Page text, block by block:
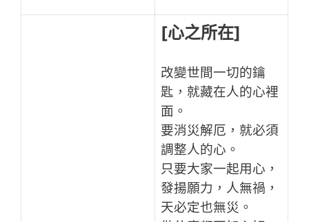
[心之所在]
改變世間一切的鑰
匙，就藏在人的心裡
面。
要消災解厄，就必須
調整人的心。
只要大家一起用心，
發揚願力，人無禍，
天必定也無災。